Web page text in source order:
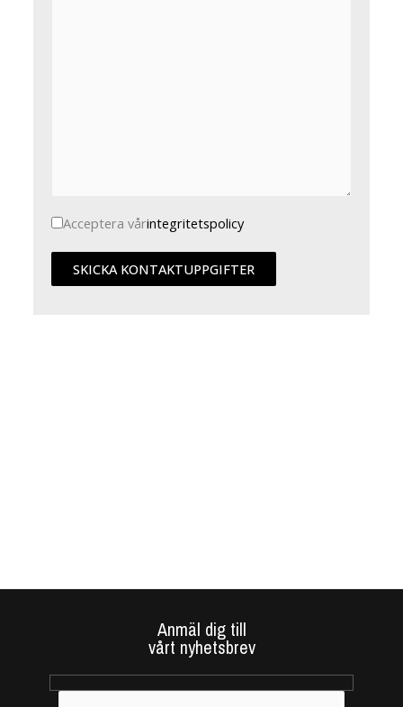
Acceptera vårintegritetspolicy
Anmäl dig till
vårt nyhetsbrev